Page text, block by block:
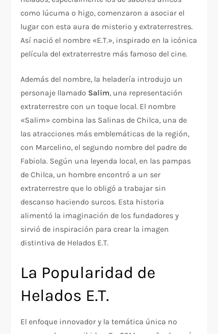
como lúcuma o higo, comenzaron a asociar el
lugar con esta aura de misterio y extraterrestres.
Así nació el nombre «E.T.», inspirado en la icónica
película del extraterrestre más famoso del cine.
Además del nombre, la heladería introdujo un
personaje llamado Salim, una representación
extraterrestre con un toque local. El nombre
«Salim» combina las Salinas de Chilca, una de
las atracciones más emblemáticas de la región,
con Marcelino, el segundo nombre del padre de
Fabiola. Según una leyenda local, en las pampas
de Chilca, un hombre encontró a un ser
extraterrestre que lo obligó a trabajar sin
descanso haciendo surcos. Esta historia
alimentó la imaginación de los fundadores y
sirvió de inspiración para crear la imagen
distintiva de Helados E.T.
La Popularidad de
Helados E.T.
El enfoque innovador y la temática única no